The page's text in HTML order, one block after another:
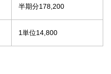
半期分178,200
1単位14,800